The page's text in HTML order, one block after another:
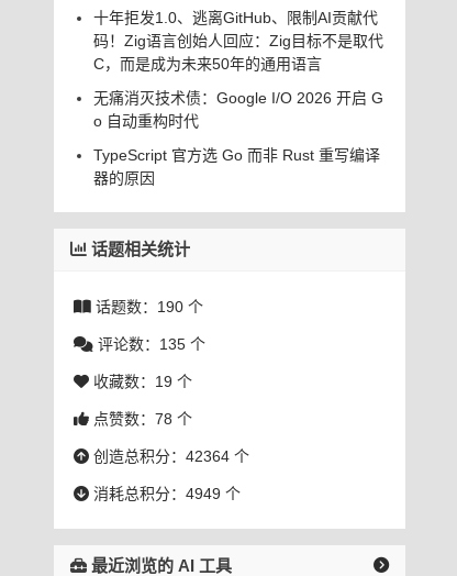
十年拒发1.0、逃离GitHub、限制AI贡献代
码！Zig语言创始人回应：Zig目标不是取代
C，而是成为未来50年的通用语言
无痛消灭技术债：Google I/O 2026 开启 G
o 自动重构时代
TypeScript 官方选 Go 而非 Rust 重写编译
器的原因
话题相关统计
话题数：190 个
评论数：135 个
收藏数：19 个
点赞数：78 个
创造总积分：42364 个
消耗总积分：4949 个
最近浏览的 AI 工具